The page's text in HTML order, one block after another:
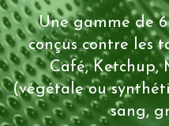
Une gamme de
conçus contre les
Café, Ketchup,
(végétale ou
sang,